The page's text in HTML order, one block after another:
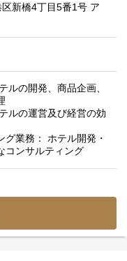
新橋4丁目5番1号 ア
ルの開発、商品企画、
ルの運営及び経営の効
グ業務： ホテル開発・
コンサルティング